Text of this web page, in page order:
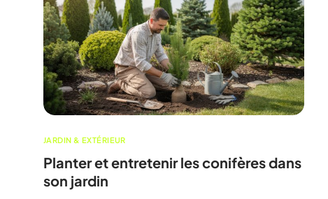
JARDIN & EXTÉRIEUR
Planter et entretenir les conifères dans
son jardin